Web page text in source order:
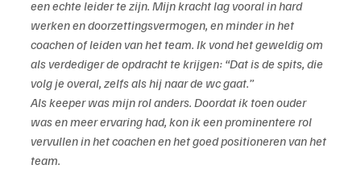
een echte leider te zijn. Mijn kracht lag vooral in hard
werken en doorzettingsvermogen, en minder in het
coachen of leiden van het team. Ik vond het geweldig om
als verdediger de opdracht te krijgen: “Dat is de spits, die
volg je overal, zelfs als hij naar de wc gaat.”
Als keeper was mijn rol anders. Doordat ik toen ouder
was en meer ervaring had, kon ik een prominentere rol
vervullen in het coachen en het goed positioneren van het
team.